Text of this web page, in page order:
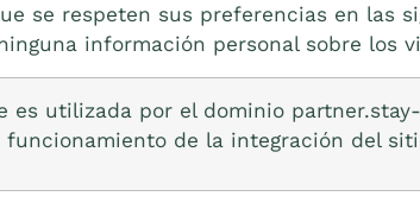
se respeten sus preferencias en las
información personal sobre los
es utilizada por el dominio
funcionamiento de la integración del